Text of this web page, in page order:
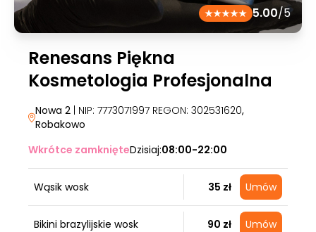
5.00/5
Renesans Piękna
Kosmetologia Profesjonalna
Nowa 2| NIP: 7773071997 REGON: 302531620,
Robakowo
Wkrótce zamknięteDzisiaj:08:00-22:00
Wąsik wosk 35 zł Umów
Bikini brazylijskie wosk 90 zł Umów